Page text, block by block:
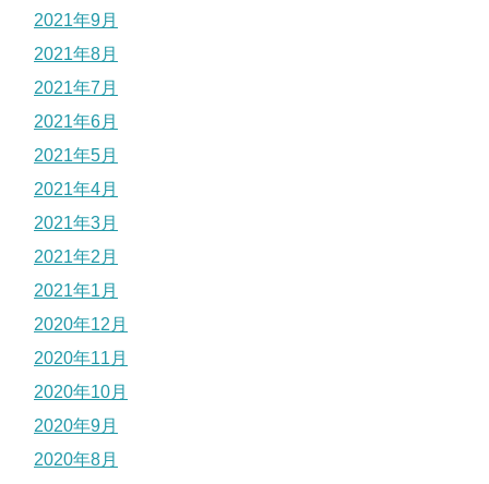
2021年9月
2021年8月
2021年7月
2021年6月
2021年5月
2021年4月
2021年3月
2021年2月
2021年1月
2020年12月
2020年11月
2020年10月
2020年9月
2020年8月